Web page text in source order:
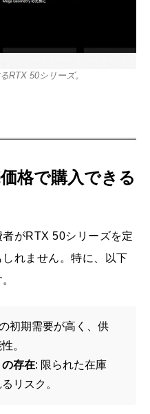
RTX 50シリーズ。
格で購入できる
がRTX 50シリーズを定
れません。特に、以下
初期需要が高く、供
。
存在: 限られた在庫
リスク。